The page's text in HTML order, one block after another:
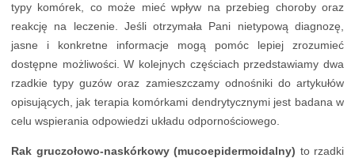
typy komórek, co może mieć wpływ na przebieg choroby oraz
reakcję na leczenie. Jeśli otrzymała Pani nietypową diagnozę,
jasne i konkretne informacje mogą pomóc lepiej zrozumieć
dostępne możliwości. W kolejnych częściach przedstawiamy dwa
rzadkie typy guzów oraz zamieszczamy odnośniki do artykułów
opisujących, jak terapia komórkami dendrytycznymi jest badana w
celu wspierania odpowiedzi układu odpornościowego.
Rak gruczołowo-naskórkowy (mucoepidermoidalny) to rzadki